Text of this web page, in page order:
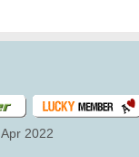
Apr 2022